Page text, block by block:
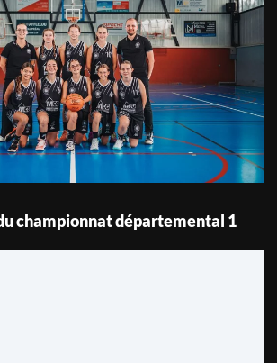
championnat départemental 1